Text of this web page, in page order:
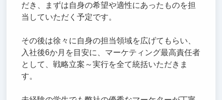
だき、まずは自身の希望や適性にあったものを担
当していただく予定です。
その後は徐々に自身の担当領域を広げてもらい、
入社後6か月を目安に、マーケティング最高責任者
として、戦略立案～実行を全て統括いただきま
す。